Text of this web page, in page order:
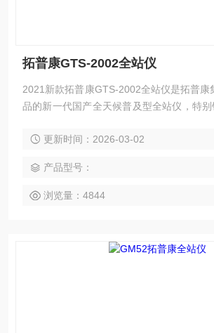
拓普康GTS-2002全站仪
2021新款拓普康GTS-2002全站仪是拓普康
品的新一代国产全天候普及型全站仪，特别
制造工艺为根基，以经济耐用、稳定可靠、
更新时间：2026-03-02
产品型号：
浏览量：4844